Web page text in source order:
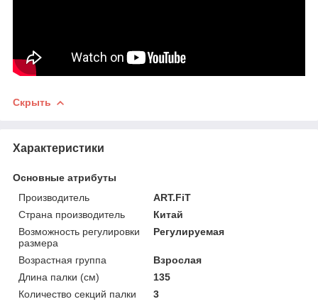
Скрыть
Характеристики
Основные атрибуты
Производитель
ART.FiT
Страна производитель
Китай
Возможность регулировки
размера
Регулируемая
Возрастная группа
Взрослая
Длина палки (см)
135
Количество секций палки
3